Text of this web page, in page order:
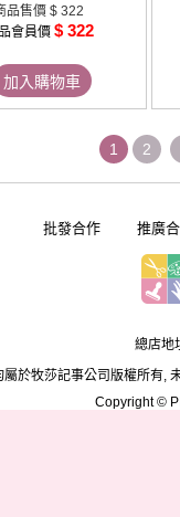
品售價 $ 322
會員價 $ 322
加入購物車
1 2
批發合作 推廣
總店地
於牧莎記事公司版權所有,
Copyright ©